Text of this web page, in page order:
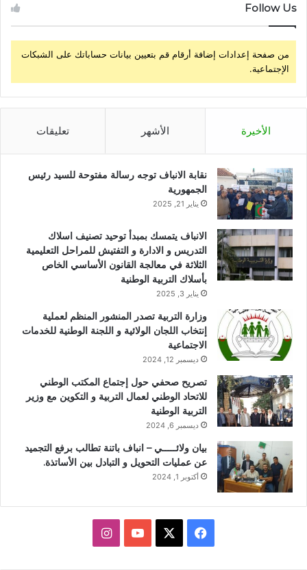
Follow Us
من صفحة إعدادات إضافة أرقام قم بتعيين بيانات حساباتك على الشبكات
الإجتماعية.
الأخيرة الأشهر تعليقات
نقابة الانباف توجه رسالة مفتوحة للسيد رئيس
الجمهورية
يناير 21, 2025
الانباف يتمسك بمبدأ توحيد تصنيف اسلاك
التدريس و الادارة و التفتيش للمراحل التعليمية
الثلاثة في معالجة القانون الأساسي الخاص
بأسلاك التربية الوطنية
يناير 3, 2025
وزارة التربية تصدر المنشور المنظم لعملية
إنتخاب اللجان الولائية و اللجنة الوطنية للخدمات
الاجتماعية
ديسمبر 12, 2024
تصريح صحفي حول إجتماع المكتب الوطني
للاتحاد الوطني لعمال التربية و التكوين مع وزير
التربية الوطنية
ديسمبر 6, 2024
بيان ولائـــــي – انباف باتنة تطالب برفع التجميد
عن عمليات التحويل و التبادل بين الأساتذة.
أكتوبر 1, 2024
فيسبوك يوتيوبانستقرام